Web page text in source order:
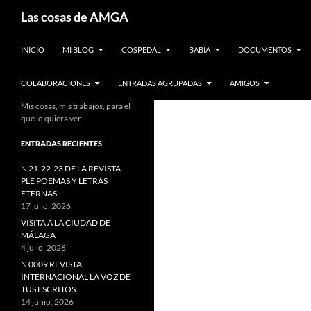
Las cosas de AMGA
INICIO MI BLOG COSPEDAL BABIA DOCUMENTOS
COLABORACIONES ENTRADAS AGRUPADAS AMIGOS
Mis cosas, mis trabajos, para el
que lo quiera ver.
ENTRADAS RECIENTES
N 21-22-23 DE LA REVISTA
PLE POEMAS Y LETRAS
ETERNAS
17 julio, 2026
VISITA A LA CIUDAD DE
MÁLAGA
4 julio, 2026
N 0009 REVISTA
INTERNACIONAL LA VOZ DE
TUS ESCRITOS
14 junio, 2026